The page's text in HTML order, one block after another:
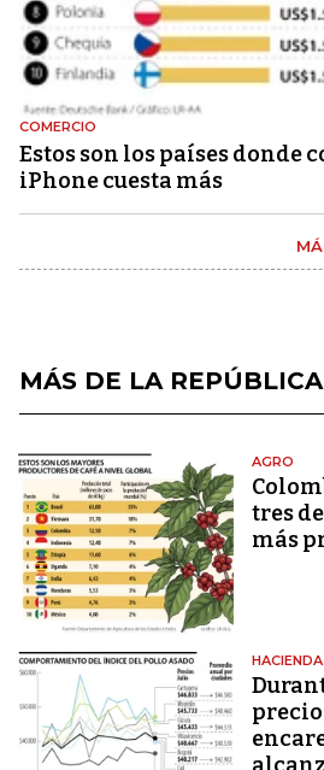
COMERCIO
Estos son los países donde
iPhone cuesta más
MÁS DE LA REPÚBLICA
AGRO
tres
más
HACIENDA
precio